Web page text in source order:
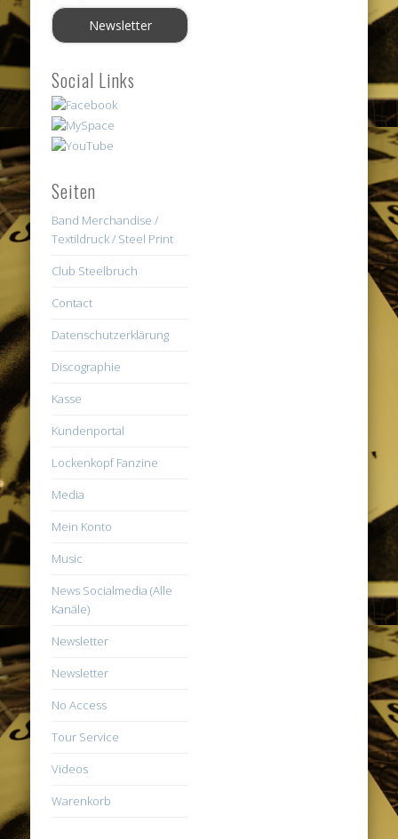
Social Links
Seiten
Band Merchandise /
Textildruck / Steel Print
Club Steelbruch
Contact
Datenschutzerklärung
Discographie
Kasse
Kundenportal
Lockenkopf Fanzine
Media
Mein Konto
Music
News Socialmedia (Alle
Kanäle)
Newsletter
Newsletter
No Access
Tour Service
Videos
Warenkorb